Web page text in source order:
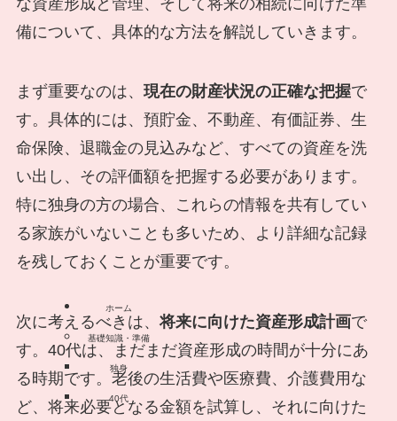
備について、具体的な方法を解説していきます。
まず重要なのは、 現在の財産状況の正確な把握で
す。具体的には、預貯金、不動産、有価証券、生
命保険、退職金の見込みなど、すべての資産を洗
い出し、その評価額を把握する必要があります。
特に独身の方の場合、これらの情報を共有してい
る家族がいないことも多いため、より詳細な記録
を残しておくことが重要です。
次に考えるべきは、 将来に向けた資産形成計画で
す。40代は、まだまだ資産形成の時間が十分にあ
る時期です。老後の生活費や医療費、介護費用な
ど、将来必要となる金額を試算し、それに向けた
ホーム
基礎知識・準備
独身
40代